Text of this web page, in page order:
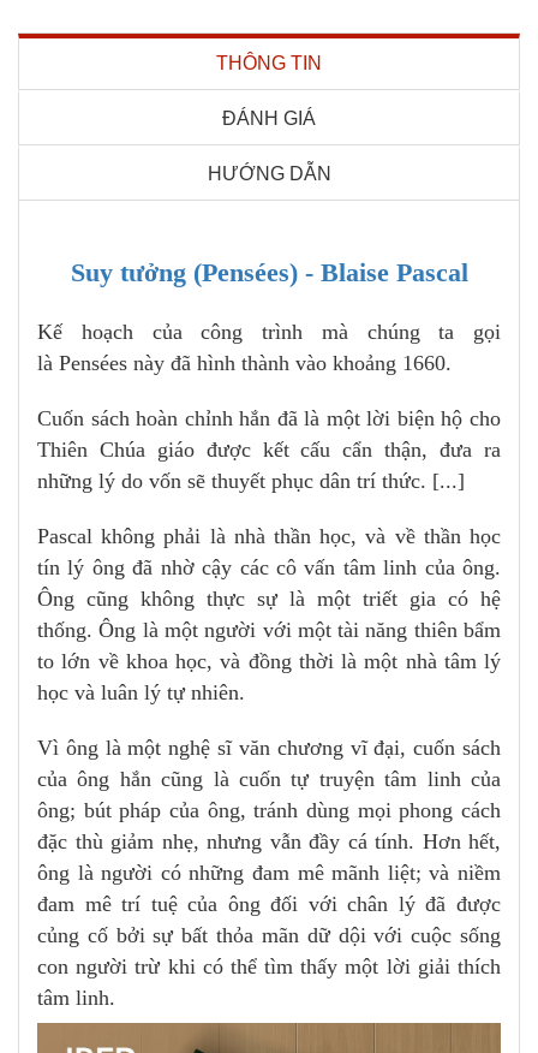
THÔNG TIN
ĐÁNH GIÁ
HƯỚNG DẪN
Suy tưởng (Pensées) - Blaise Pascal
Kế hoạch của công trình mà chúng ta gọi
là Pensées này đã hình thành vào khoảng 1660.
Cuốn sách hoàn chỉnh hắn đã là một lời biện hộ cho
Thiên Chúa giáo được kết cấu cẩn thận, đưa ra
những lý do vốn sẽ thuyết phục dân trí thức. [...]
Pascal không phải là nhà thần học, và về thần học
tín lý ông đã nhờ cậy các cô vấn tâm linh của ông.
Ông cũng không thực sự là một triết gia có hệ
thống. Ông là một người với một tài năng thiên bẩm
to lớn về khoa học, và đồng thời là một nhà tâm lý
học và luân lý tự nhiên.
Vì ông là một nghệ sĩ văn chương vĩ đại, cuốn sách
của ông hắn cũng là cuốn tự truyện tâm linh của
ông; bút pháp của ông, tránh dùng mọi phong cách
đặc thù giảm nhẹ, nhưng vẫn đầy cá tính. Hơn hết,
ông là người có những đam mê mãnh liệt; và niềm
đam mê trí tuệ của ông đối với chân lý đã được
củng cố bởi sự bất thỏa mãn dữ dội với cuộc sống
con người trừ khi có thể tìm thấy một lời giải thích
tâm linh.